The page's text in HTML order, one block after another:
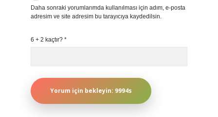
Daha sonraki yorumlarımda kullanılması için adım, e-posta
adresim ve site adresim bu tarayıcıya kaydedilsin.
6 + 2 kaçtır? *